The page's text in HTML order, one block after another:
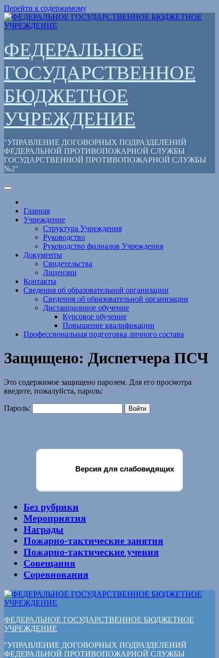
Перейти к содержимому
ФЕДЕРАЛЬНОЕ
ГОСУДАРСТВЕННОЕ
БЮДЖЕТНОЕ
УЧРЕЖДЕНИЕ
"УПРАВЛЕНИЕ ДОГОВОРНЫХ ПОДРАЗДЕЛЕНИЙ
ФЕДЕРАЛЬНОЙ ПРОТИВОПОЖАРНОЙ СЛУЖБЫ
ГОСУДАРСТВЕННОЙ ПРОТИВОПОЖАРНОЙ СЛУЖБЫ
№2"
Главная
Учреждение
Структура Учреждения
Руководство
Руководство филиалов Учреждения
Документы
Свидетельства
Лицензии
Контакты
Сведения об образовательной организации
Сведения об образовательной организации
Дистанционное обучение
Курсовое обучение
Повышение квалификации
Профессиональная подготовка личного состава
Защищено: Диспетчера ПСЧ
Это содержимое защищено паролем. Для его просмотра
введите, пожалуйста, пароль:
Пароль:
Версия для слабовидящих
Без рубрики
Мероприятия
Награды
Пожарно-тактические занятия
Пожарно-тактические учения
Совещания
Соревнования
ФЕДЕРАЛЬНОЕ ГОСУДАРСТВЕННОЕ БЮДЖЕТНОЕ
УЧРЕЖДЕНИЕ
"УПРАВЛЕНИЕ ДОГОВОРНЫХ ПОДРАЗДЕЛЕНИЙ
ФЕДЕРАЛЬНОЙ ПРОТИВОПОЖАРНОЙ СЛУЖБЫ